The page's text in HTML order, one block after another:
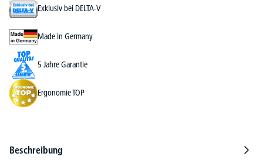
Exklusiv bei DELTA-V
Made in Germany
5 Jahre Garantie
Ergonomie TOP
Beschreibung